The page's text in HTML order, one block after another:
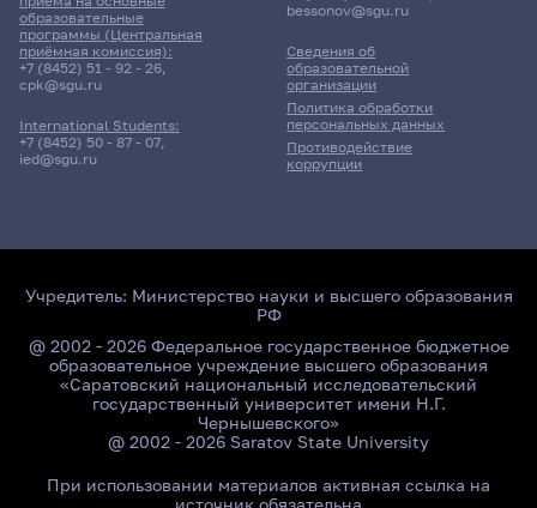
23 июня 2026 г. 17:00
Автоматизированные
системы управления
образовательные
программы (Центральная
приёмная комиссия):
+7 (8452) 51 - 92 - 26,
cpk@sgu.ru
International Students:
+7 (8452) 50 - 87 - 07,
ied@sgu.ru
Сведения об
образовательной
организации
Политика обработки
персональных данных
Противодействие
коррупции
bessonov@sgu.ru
Учредитель: Министерство науки и высшего образования
РФ
@ 2002 - 2026 Федеральное государственное бюджетное
образовательное учреждение высшего образования
«Саратовский национальный исследовательский
государственный университет имени Н.Г.
Чернышевского»
@ 2002 - 2026 Saratov State University
При использовании материалов активная ссылка на
источник обязательна